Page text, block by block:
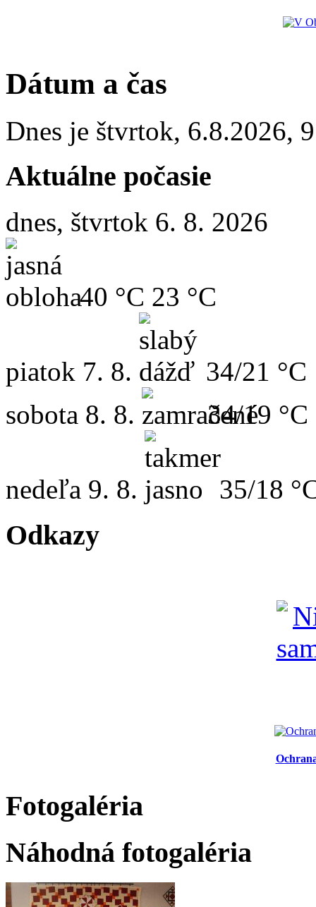
Dátum a čas
Dnes je štvrtok, 6.8.2026,
Aktuálne počasie
dnes, štvrtok 6. 8. 2026
40 °C 23 °C
piatok 7. 8.
34/21 °C
sobota 8. 8. 34/19 °C
nedeľa 9. 8. 35/18
Odkazy
Fotogaléria
Náhodná fotogaléria